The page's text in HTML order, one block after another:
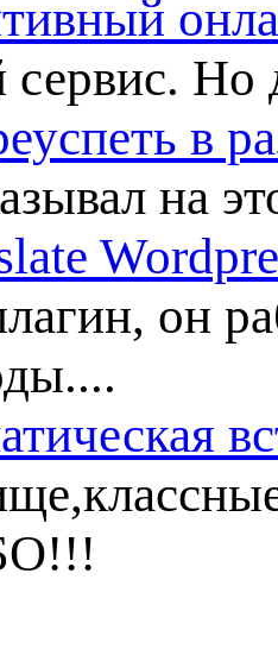
сервис.
в
на
он